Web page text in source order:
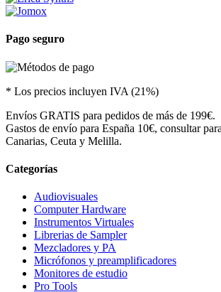
Pago seguro
* Los precios incluyen IVA (21%)
Envíos GRATIS para pedidos de más de 199€.
Gastos de envío para España 10€, consultar
Canarias, Ceuta y Melilla.
Categorías
Audiovisuales
Computer Hardware
Instrumentos Virtuales
Librerias de Sampler
Mezcladores y PA
Micrófonos y preamplificadores
Monitores de estudio
Pro Tools